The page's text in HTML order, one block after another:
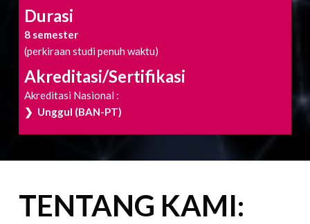
Durasi
8 semester
(perkiraan studi penuh waktu)
Akreditasi/Sertifikasi
Akreditasi Nasional :
❯ Unggul (BAN-PT)
TENTANG KAMI: